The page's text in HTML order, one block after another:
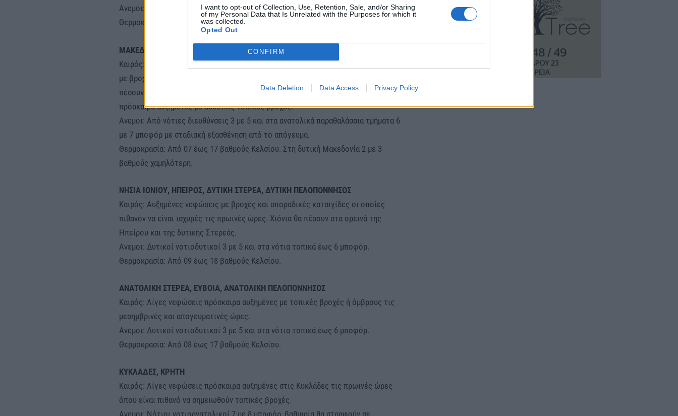
I want to opt-out of Collection, Use, Retention, Sale, and/or Sharing
of my Personal Data that Is Unrelated with the Purposes for which it
was collected.
Opted Out
CONFIRM
Data Deletion Data Access Privacy Policy
Ανεμοι: Μεταβλητοί έως 3 μποφόρ.
Θερμοκρασία: Από 07 έως 17 βαθμούς Κελσίου.
ΜΑΚΕΔΟΝΙΑ, ΘΡΑΚΗ
Καιρός: Στην κεντρική και ανατολική Μακεδονία και τη Θράκη αυξημένες νεφώσεις
με βροχές και σποραδικές καταιγίδες πιθανώς κατά τόπους ισχυρές. Λίγα χιόνια θα
πέσουν στα ορεινά της Μακεδονίας. Στη δυτική Μακεδονία λίγες νεφώσεις
πρόσκαιρα αυξημένες με ασθενείς τοπικές βροχές.
Ανεμοι: Από νότιες διευθύνσεις 3 με 5 και στα ανατολικά παραθαλάσσια τμήματα 6
με 7 μποφόρ με σταδιακή εξασθένηση από το απόγευμα.
Θερμοκρασία: Από 07 έως 17 βαθμούς Κελσίου. Στη δυτική Μακεδονία 2 με 3
βαθμούς χαμηλότερη.
ΝΗΣΙΑ ΙΟΝΙΟΥ, ΗΠΕΙΡΟΣ, ΔΥΤΙΚΗ ΣΤΕΡΕΑ, ΔΥΤΙΚΗ ΠΕΛΟΠΟΝΝΗΣΟΣ
Καιρός: Αυξημένες νεφώσεις με βροχές και σποραδικές καταιγίδες οι οποίες
πιθανόν να είναι ισχυρές τις πρωινές ώρες. Χιόνια θα πέσουν στα ορεινά της
Ηπείρου και της δυτικής Στερεάς.
Ανεμοι: Δυτικοί νοτιοδυτικοί 3 με 5 και στα νότια τοπικά έως 6 μποφόρ.
Θερμοκρασία: Από 09 έως 18 βαθμούς Κελσίου.
ΑΝΑΤΟΛΙΚΗ ΣΤΕΡΕΑ, ΕΥΒΟΙΑ, ΑΝΑΤΟΛΙΚΗ ΠΕΛΟΠΟΝΝΗΣΟΣ
Καιρός: Λίγες νεφώσεις πρόσκαιρα αυξημένες με τοπικές βροχές ή όμβρους τις
μεσημβρινές και απογευματινές ώρες.
Ανεμοι: Δυτικοί νοτιοδυτικοί 3 με 5 και στα νότια τοπικά έως 6 μποφόρ.
Θερμοκρασία: Από 08 έως 17 βαθμούς Κελσίου.
ΚΥΚΛΑΔΕΣ, ΚΡΗΤΗ
Καιρός: Λίγες νεφώσεις πρόσκαιρα αυξημένες στις Κυκλάδες τις πρωινές ώρες
όπου είναι πιθανό να σημειωθούν τοπικές βροχές.